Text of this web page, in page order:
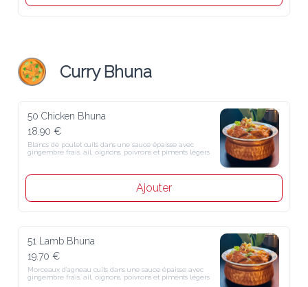
Curry Bhuna
50 Chicken Bhuna
18.90 €
Blancs de poulet cuits dans une sauce épaisse avec gingembre frais,
ail, oignons, poivrons et piments légers
Ajouter
51 Lamb Bhuna
19.70 €
Morceaux d'agneau cuits dans une sauce épaisse avec gingembre
frais, ail, oignons, poivrons et piments légers